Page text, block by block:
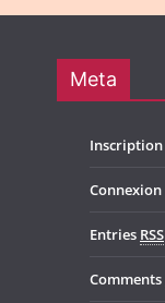
Meta
Inscription
Connexion
Entries RSS
Comments